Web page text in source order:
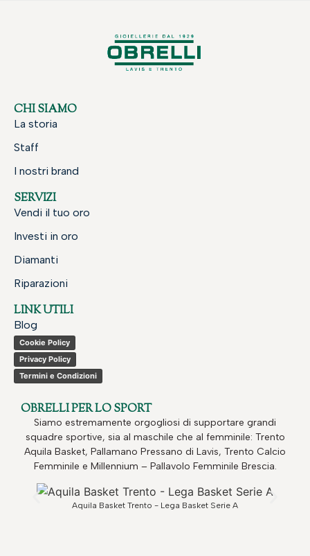
CHI SIAMO
La storia
Staff
I nostri brand
SERVIZI
Vendi il tuo oro
Investi in oro
Diamanti
Riparazioni
LINK UTILI
Blog
Cookie Policy
Privacy Policy
Termini e Condizioni
OBRELLI PER LO SPORT
Siamo estremamente orgogliosi di supportare grandi
squadre sportive, sia al maschile che al femminile: Trento
Aquila Basket, Pallamano Pressano di Lavis, Trento Calcio
Femminile e Millennium – Pallavolo Femminile Brescia.
Aquila Basket Trento - Lega Basket Serie A